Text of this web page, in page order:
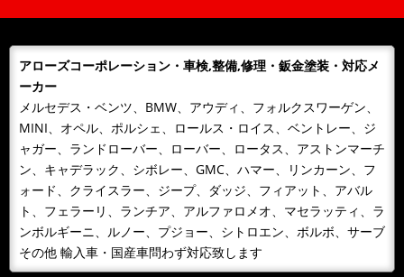
ら下記のとおり、年末年始を休業とさせて頂きます。期間中、お
2023/12/23 NEWS
年末年始営業日のご案内
平素は格別のご愛顧を賜り厚くお礼申しあげます。誠に勝手なが
ら下記のとおり、年末年始を休業とさせて頂きます。期間中、お
客様には大変ご...
2023/07/25
NEWS
お盆期間中の休業日について
お盆期間中の休業日について 平素は、当社に格別のご高配を賜
り、厚く御礼申し上げます。 弊社のお盆期間中の営業につき
ま...
アローズコーポレーション・車検,整備,修理・鈑金塗装・対応メ
ーカー
メルセデス・ベンツ、BMW、アウディ、フォルクスワーゲン、
MINI、オペル、ポルシェ、ロールス・ロイス、ベントレー、ジ
ャガー、ランドローバー、ローバー、ロータス、アストンマーチ
ン、キャデラック、シボレー、GMC、ハマー、リンカーン、フ
ォード、クライスラー、ジープ、ダッジ、フィアット、アバル
ト、フェラーリ、ランチア、アルファロメオ、マセラッティ、ラ
ンボルギーニ、ルノー、プジョー、シトロエン、ボルボ、サーブ
その他 輸入車・国産車問わず対応致します